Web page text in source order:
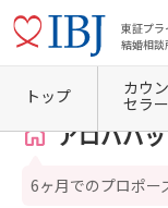
東証プラ
結婚相
ホーム 神奈川県の結婚相談
アロハハ
6ヶ月でのプロポー
トップ カウン
セラー